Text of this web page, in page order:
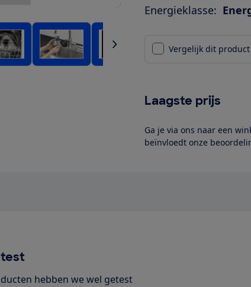
Energieklasse:
Vergelijk dit product
Laagste prijs
Ga je via ons naar een
beïnvloedt onze
hebben we wel getest